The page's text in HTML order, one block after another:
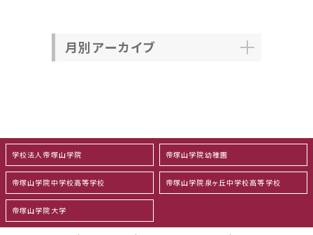
月別アーカイブ
学校法人帝塚山学院 帝塚山学院幼稚園
帝塚山学院中学校高等学校 帝塚山学院泉ヶ丘中学校高等学校
帝塚山学院大学